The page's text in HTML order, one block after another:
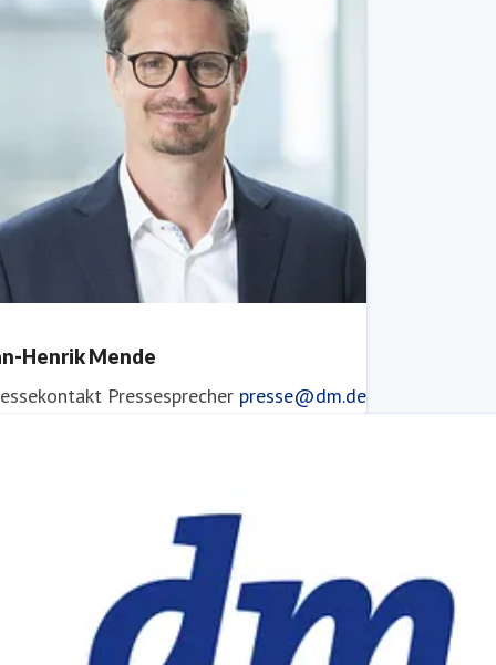
Henrik Mende
Pressesprecher presse@dm.de